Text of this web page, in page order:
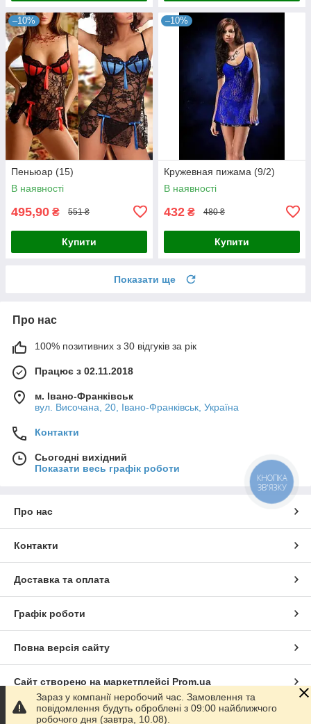
–10%
Пеньюар (15)
В наявності
495,90 ₴ 551 ₴
Купити
–10%
Кружевная пижама (9/2)
В наявності
432 ₴ 480 ₴
Купити
Показати ще
Про нас
100% позитивних з 30 відгуків за рік
Працює з 02.11.2018
м. Івано-Франківськ
вул. Височана, 20, Івано-Франківськ, Україна
Контакти
Сьогодні вихідний
Показати весь графік роботи
Про нас
Контакти
Доставка та оплата
Графік роботи
Повна версія сайту
Сайт створено на маркетплейсі Prom.ua
Політика конфіденційності
Зараз у компанії неробочий час. Замовлення та
повідомлення будуть оброблені з 09:00 найближчого
робочого дня (завтра, 10.08).
КНОПКА
ЗВ'ЯЗКУ